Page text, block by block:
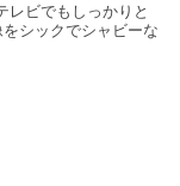
レビでもしっかりと
シックでシャビーな